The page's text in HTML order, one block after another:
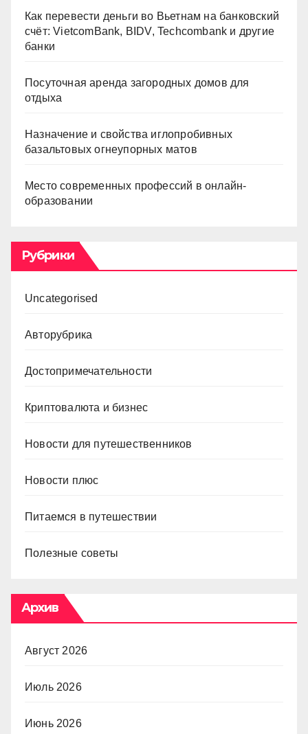
Как перевести деньги во Вьетнам на банковский
счёт: VietcomBank, BIDV, Techcombank и другие
банки
Посуточная аренда загородных домов для
отдыха
Назначение и свойства иглопробивных
базальтовых огнеупорных матов
Место современных профессий в онлайн-
образовании
Рубрики
Uncategorised
Авторубрика
Достопримечательности
Криптовалюта и бизнес
Новости для путешественников
Новости плюс
Питаемся в путешествии
Полезные советы
Архив
Август 2026
Июль 2026
Июнь 2026